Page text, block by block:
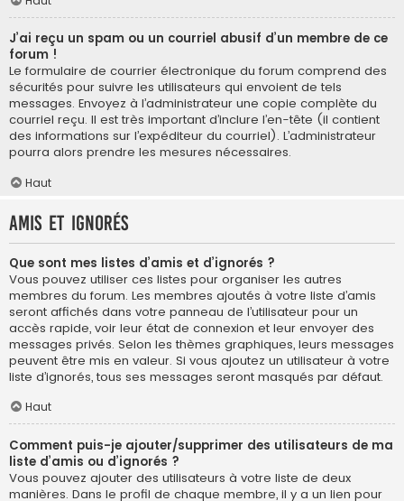
J’ai reçu un spam ou un courriel abusif d’un membre de ce
forum !
Le formulaire de courrier électronique du forum comprend des
sécurités pour suivre les utilisateurs qui envoient de tels
messages. Envoyez à l’administrateur une copie complète du
courriel reçu. Il est très important d’inclure l’en-tête (il contient
des informations sur l’expéditeur du courriel). L’administrateur
pourra alors prendre les mesures nécessaires.
Haut
Amis et ignorés
Que sont mes listes d’amis et d’ignorés ?
Vous pouvez utiliser ces listes pour organiser les autres
membres du forum. Les membres ajoutés à votre liste d’amis
seront affichés dans votre panneau de l’utilisateur pour un
accès rapide, voir leur état de connexion et leur envoyer des
messages privés. Selon les thèmes graphiques, leurs messages
peuvent être mis en valeur. Si vous ajoutez un utilisateur à votre
liste d’ignorés, tous ses messages seront masqués par défaut.
Haut
Comment puis-je ajouter/supprimer des utilisateurs de ma
liste d’amis ou d’ignorés ?
Vous pouvez ajouter des utilisateurs à votre liste de deux
manières. Dans le profil de chaque membre, il y a un lien pour